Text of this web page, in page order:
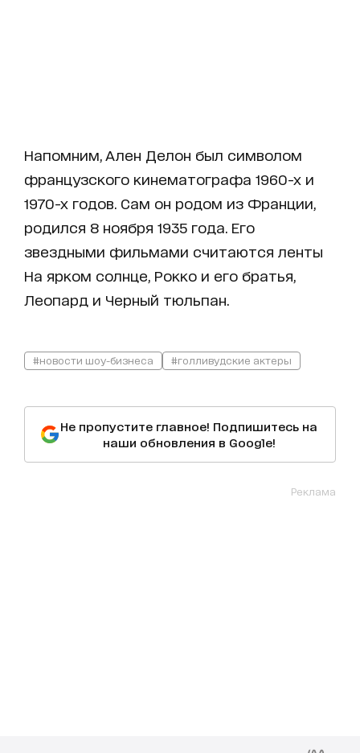
Напомним, Ален Делон был символом
французского кинематографа 1960-х и
1970-х годов. Сам он родом из Франции,
родился 8 ноября 1935 года. Его
звездными фильмами считаются ленты
На ярком солнце, Рокко и его братья,
Леопард и Черный тюльпан.
#новости шоу-бизнеса #голливудские актеры
Не пропустите главное! Подпишитесь на
наши обновления в Google!
Реклама